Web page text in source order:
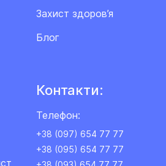
Захист здоров’я
Блог
Контакти:
Телефон:
+38 (097) 654 77 77
+38 (095) 654 77 77